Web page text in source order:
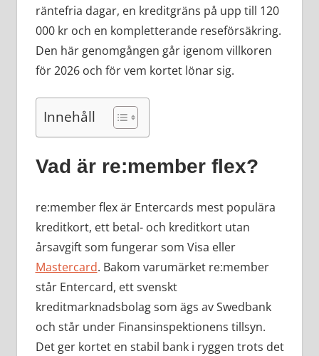
räntefria dagar, en kreditgräns på upp till 120
000 kr och en kompletterande reseförsäkring.
Den här genomgången går igenom villkoren
för 2026 och för vem kortet lönar sig.
Innehåll
Vad är re:member flex?
re:member flex är Entercards mest populära
kreditkort, ett betal- och kreditkort utan
årsavgift som fungerar som Visa eller
Mastercard. Bakom varumärket re:member
står Entercard, ett svenskt
kreditmarknadsbolag som ägs av Swedbank
och står under Finansinspektionens tillsyn.
Det ger kortet en stabil bank i ryggen trots det